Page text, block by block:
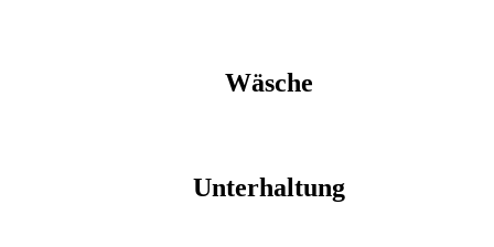
Wäsche
Unterhaltung